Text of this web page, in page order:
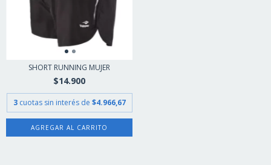
SHORT RUNNING MUJER
$14.900
3 cuotas sin interés de $4.966,67
AGREGAR AL CARRITO